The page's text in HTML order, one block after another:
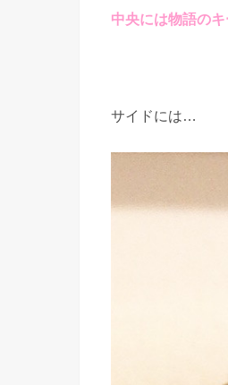
中央には物語の
サイドには…